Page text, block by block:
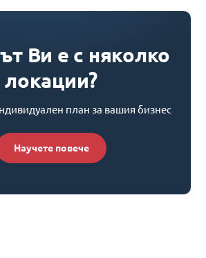
Ви е с няколко
локации?
план за вашия бизнес
Научете повече